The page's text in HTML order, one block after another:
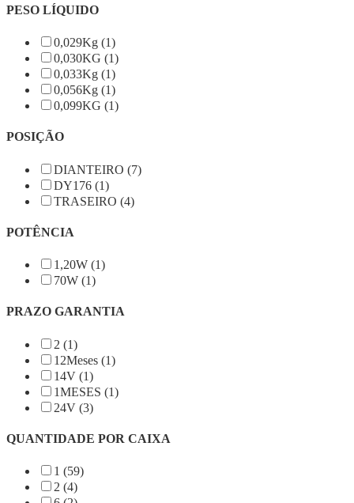
PESO LÍQUIDO
0,029Kg (1)
0,030KG (1)
0,033Kg (1)
0,056Kg (1)
0,099KG (1)
POSIÇÃO
DIANTEIRO (7)
DY176 (1)
TRASEIRO (4)
POTÊNCIA
1,20W (1)
70W (1)
PRAZO GARANTIA
2 (1)
12Meses (1)
14V (1)
1MESES (1)
24V (3)
QUANTIDADE POR CAIXA
1 (59)
2 (4)